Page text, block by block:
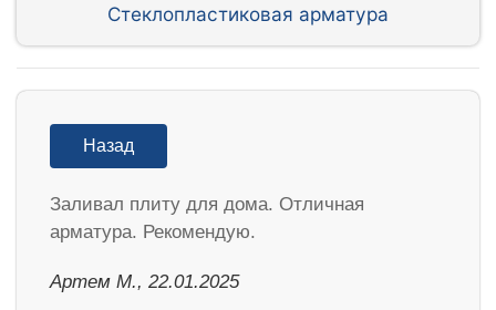
Стеклопластиковая арматура
Назад
Заливал плиту для дома. Отличная
арматура. Рекомендую.
Артем М., 22.01.2025